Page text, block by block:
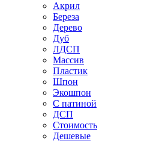
Акрил
Береза
Дерево
Дуб
ЛДСП
Массив
Пластик
Шпон
Экошпон
С патиной
ДСП
Стоимость
Дешевые